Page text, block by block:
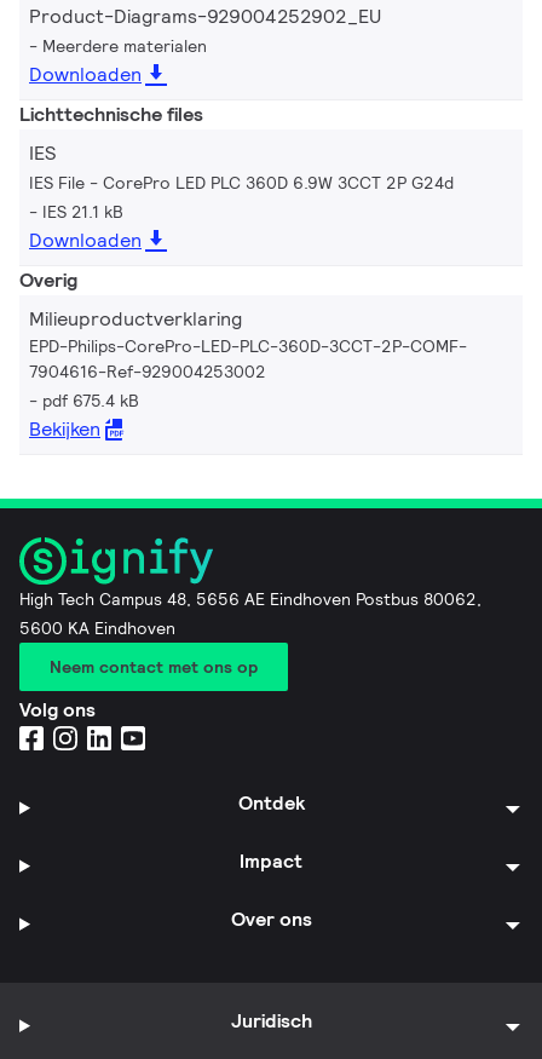
Product-Diagrams-929004252902_EU
Meerdere materialen
Downloaden
Lichttechnische files
IES
IES File - CorePro LED PLC 360D 6.9W 3CCT 2P G24d
IES 21.1 kB
Downloaden
Overig
Milieuproductverklaring
EPD-Philips-CorePro-LED-PLC-360D-3CCT-2P-COMF-
7904616-Ref-929004253002
pdf 675.4 kB
Bekijken
High Tech Campus 48, 5656 AE Eindhoven Postbus 80062,
5600 KA Eindhoven
Neem contact met ons op
Volg ons
Ontdek
Impact
Over ons
Juridisch